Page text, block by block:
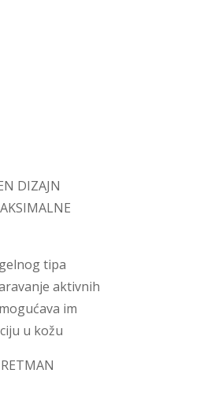
DIZAJN
tipa
aktivnih
im
u kožu